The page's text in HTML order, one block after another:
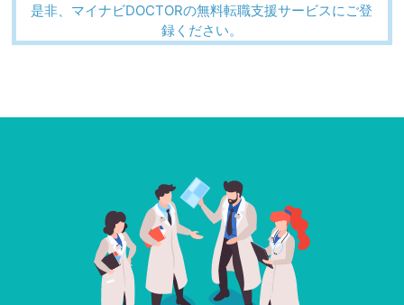
是非、マイナビDOCTORの無料転職支援サービスにご登
録ください。